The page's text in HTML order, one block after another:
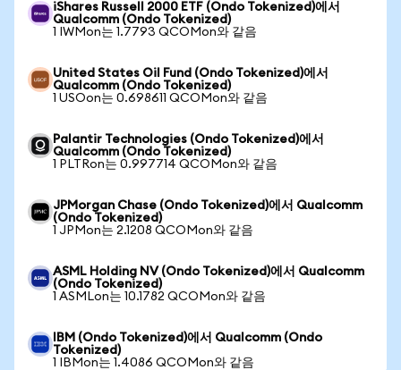
iShares Russell 2000 ETF (Ondo Tokenized)에서
Qualcomm (Ondo Tokenized)
1 IWMon는 1.7793 QCOMon와 같음
United States Oil Fund (Ondo Tokenized)에서
Qualcomm (Ondo Tokenized)
1 USOon는 0.698611 QCOMon와 같음
Palantir Technologies (Ondo Tokenized)에서
Qualcomm (Ondo Tokenized)
1 PLTRon는 0.997714 QCOMon와 같음
JPMorgan Chase (Ondo Tokenized)에서 Qualcomm
(Ondo Tokenized)
1 JPMon는 2.1208 QCOMon와 같음
ASML Holding NV (Ondo Tokenized)에서 Qualcomm
(Ondo Tokenized)
1 ASMLon는 10.1782 QCOMon와 같음
IBM (Ondo Tokenized)에서 Qualcomm (Ondo
Tokenized)
1 IBMon는 1.4086 QCOMon와 같음